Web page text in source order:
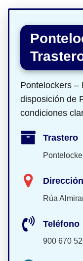
Pontelockers –
disposición de
condiciones
Trastero
Dirección
Rúa
Teléfono
900 670